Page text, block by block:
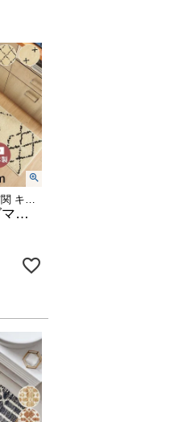
日本製 ラグ ラグマット キッチンマット 約 45×180cm 国産 ベニオワレン風 クロス 長方形 防ダニ 抗菌 防臭 洗える カーペット 絨毯 じゅうたん ホットカーペット 床暖房 対応 可 敷物 マット オールシーズン おしゃれ 北欧 リゾート 雑貨 インテリア 西海岸風 [84350]